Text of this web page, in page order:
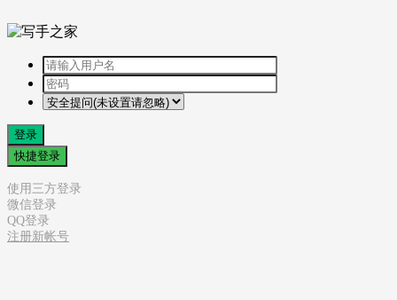
登录
快捷登录
使用三方登录
微信登录
QQ登录
注册新帐号